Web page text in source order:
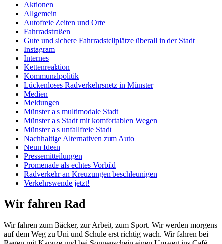
Aktionen
Allgemein
Autofreie Zeiten und Orte
Fahrradstraßen
Gute und sichere Fahrradstellplätze überall in der Stadt
Instagram
Internes
Kettenreaktion
Kommunalpolitik
Lückenloses Radverkehrsnetz in Münster
Medien
Meldungen
Münster als multimodale Stadt
Münster als Stadt mit komfortablen Wegen
Münster als unfallfreie Stadt
Nachhaltige Alternativen zum Auto
Neun Ideen
Pressemitteilungen
Promenade als echtes Vorbild
Radverkehr an Kreuzungen beschleunigen
Verkehrswende jetzt!
Wir fahren Rad
Wir fahren zum Bäcker, zur Arbeit, zum Sport. Wir werden morgens
auf dem Weg zu Uni und Schule erst richtig wach. Wir fahren bei